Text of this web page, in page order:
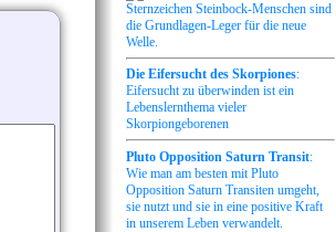
Sternzeichen Steinbock-Menschen sind
die Grundlagen-Leger für die neue
Welle.
Die Eifersucht des Skorpiones:
Eifersucht zu überwinden ist ein
Lebenslernthema vieler
Skorpiongeborenen
Pluto Opposition Saturn Transit:
Wie man am besten mit Pluto
Opposition Saturn Transiten umgeht,
sie nutzt und sie in eine positive Kraft
in unserem Leben verwandelt.